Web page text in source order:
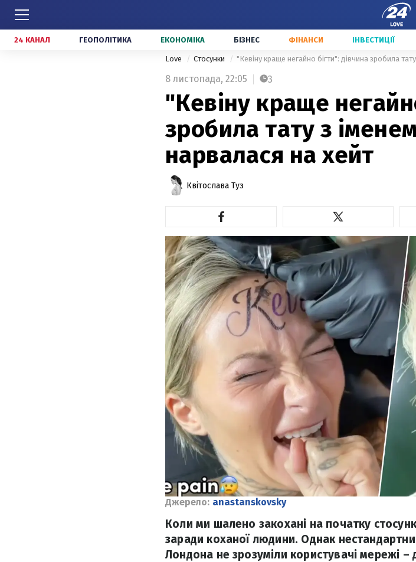
24 КАНАЛ ГЕОПОЛІТИКА ЕКОНОМІКА БІЗНЕС ФІНАНСИ ІНВЕСТИЦІЇ
Love Стосунки "Кевіну краще негайно бігти": дівчина зробила
8 листопада, 22:05 3
"Кевіну краще
зробила тату з
нарвалася на хейт
Квітослава Туз
Джерело: anastanskovsky
Коли ми шалено закохані на початку
заради коханої людини. Однак
Лондона не зрозуміли користувачі мережі –